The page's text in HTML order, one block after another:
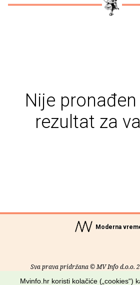
Nije
rezultat za
Moderna
Sva prava pridržana © MV Info d.o.o.
Mvinfo.hr koristi kolačiće („cookies“)